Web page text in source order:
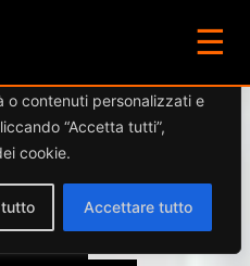
contenuti personalizzati e
“Accetta tutti”,
cookie.
tutto Accettare tutto
☰